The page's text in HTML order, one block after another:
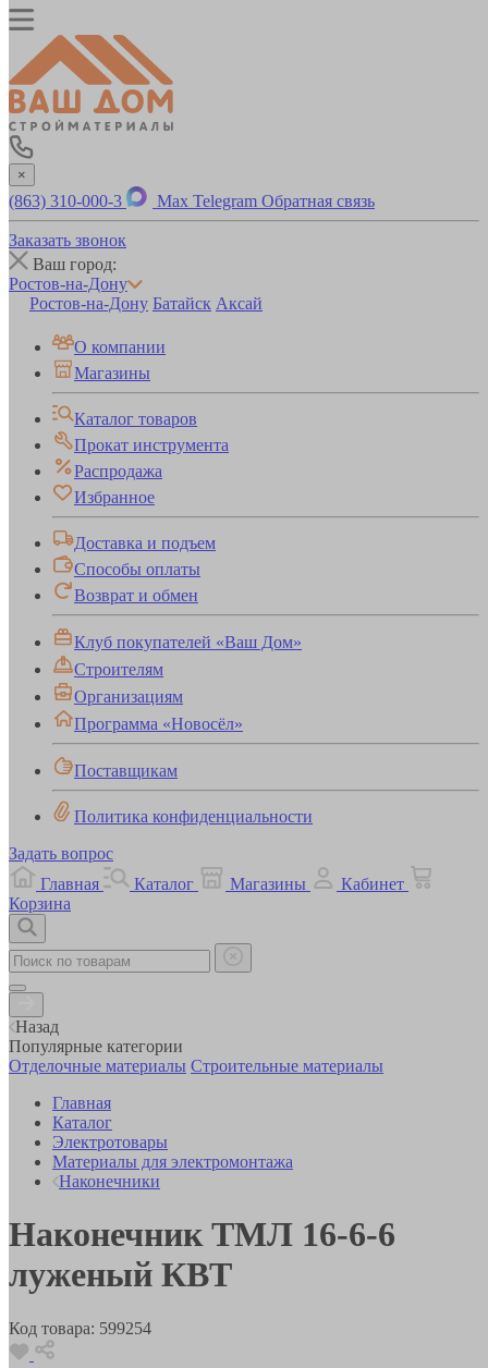
×
(863) 310-000-3 Max Telegram Обратная связь
Заказать звонок
Ваш город:
Ростов-на-Дону
Ростов-на-Дону Батайск Аксай
О компании
Магазины
Каталог товаров
Прокат инструмента
Распродажа
Избранное
Доставка и подъем
Способы оплаты
Возврат и обмен
Клуб покупателей «Ваш Дом»
Строителям
Организациям
Программа «Новосёл»
Поставщикам
Политика конфиденциальности
Задать вопрос
Главная
Каталог Магазины
Кабинет
Корзина
Назад
Популярные категории
Отделочные материалы Строительные материалы
Главная
Каталог
Электротовары
Материалы для электромонтажа
Наконечники
Наконечник ТМЛ 16-6-6
луженый КВТ
Код товара: 599254